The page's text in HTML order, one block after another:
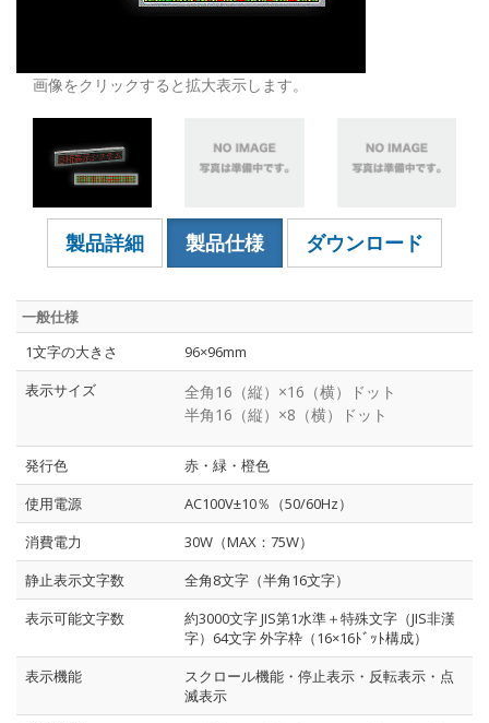
画像をクリックすると拡大表示します。
製品詳細 製品仕様 ダウンロード
一般仕様
1文字の大きさ
96×96mm
表示サイズ
全角16（縦）×16（横）ドット
半角16（縦）×8（横）ドット
発行色
赤・緑・橙色
使用電源
AC100V±10％（50/60Hz）
消費電力
30W（MAX：75W）
静止表示文字数
全角8文字（半角16文字）
表示可能文字数
約3000文字 JIS第1水準＋特殊文字（JIS非漢
字）64文字 外字枠（16×16ﾄﾞｯﾄ構成）
表示機能
スクロール機能・停止表示・反転表示・点
滅表示